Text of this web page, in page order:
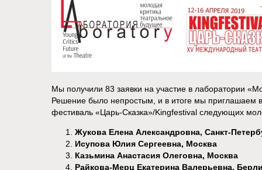
Мы получили 83 заявки на участие в лаборатории
Решение было непростым, и в итоге мы приглашаем
фестиваль «Царь-Сказка»/Kingfestival следующих
Жукова Елена Александровна, Санкт-
Исупова Юлия Сергеевна, Москва
Казьмина Анастасия Олеговна, Москва
Райкова-Мерц Екатерина Валерьевна,